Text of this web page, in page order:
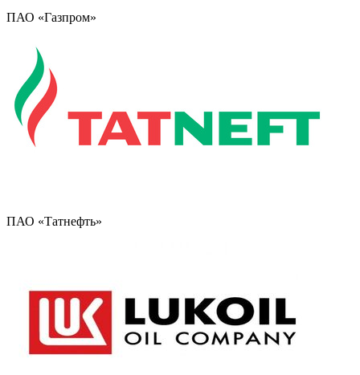
ПАО «Газпром»
ПАО «Татнефть»